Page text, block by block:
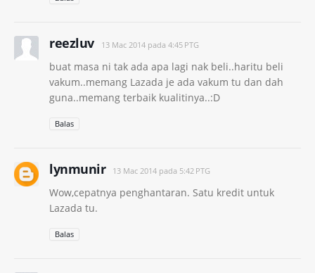
reezluv 13 Mac 2014 pada 4:45 PTG
buat masa ni tak ada apa lagi nak beli..haritu beli
vakum..memang Lazada je ada vakum tu dan dah
guna..memang terbaik kualitinya..:D
Balas
lynmunir 13 Mac 2014 pada 5:42 PTG
Wow,cepatnya penghantaran. Satu kredit untuk
Lazada tu.
Balas